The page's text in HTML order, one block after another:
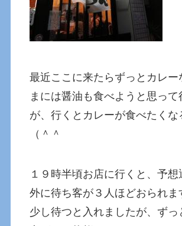
最近ここに来たらずっとカレー
まには醤油も食べようと思って
が、行くとカレーが食べたくな
（＾＾
１９時半頃お店に行くと、予
外に待ち客が３人ほどおられま
少し待つと入れましたが、ずっ